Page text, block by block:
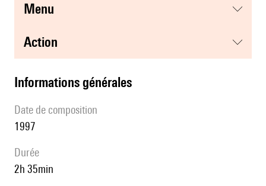
menu
action
informations générales
date de composition
1997
durée
2h 35min